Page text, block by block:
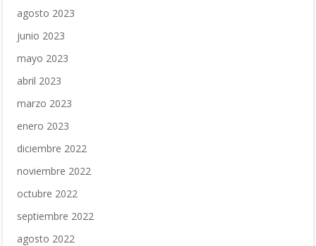
agosto 2023
junio 2023
mayo 2023
abril 2023
marzo 2023
enero 2023
diciembre 2022
noviembre 2022
octubre 2022
septiembre 2022
agosto 2022